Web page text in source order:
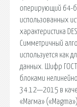
оперирующий 64-
использованных
характеристика
Симметричный
используется как
данных. Шифр
блоками
34.12—2015 в
«Магма»